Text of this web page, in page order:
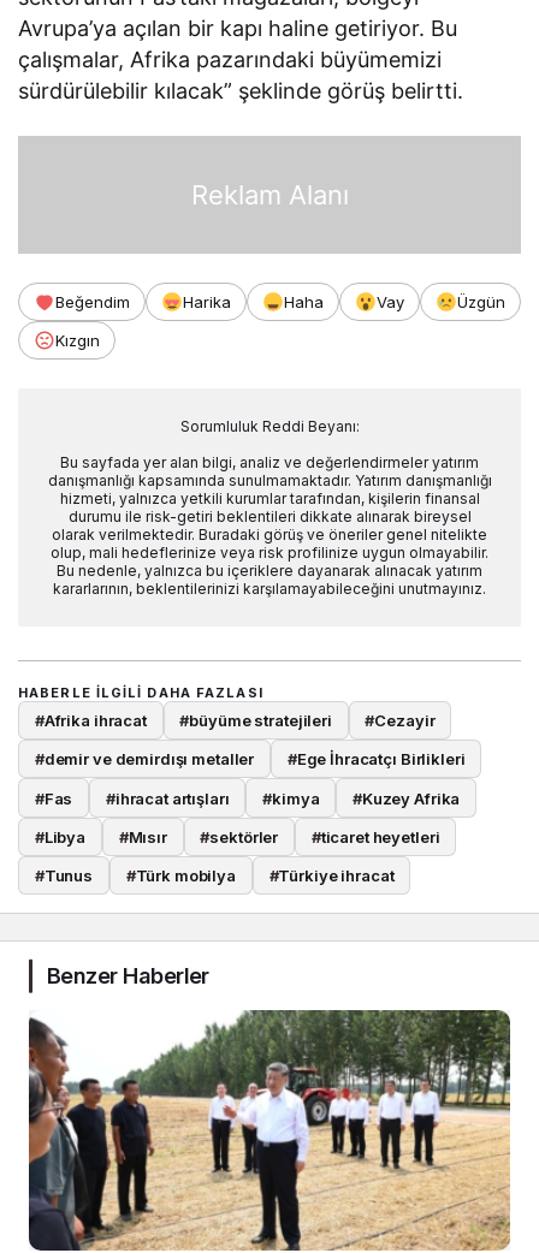
Avrupa’ya açılan bir kapı haline getiriyor. Bu
çalışmalar, Afrika pazarındaki büyümemizi
sürdürülebilir kılacak” şeklinde görüş belirtti.
Reklam Alanı
Beğendim Harika Haha Vay
Üzgün
Kızgın
Sorumluluk Reddi Beyanı:
Bu sayfada yer alan bilgi, analiz ve değerlendirmeler yatırım
danışmanlığı kapsamında sunulmamaktadır. Yatırım danışmanlığı
hizmeti, yalnızca yetkili kurumlar tarafından, kişilerin finansal
durumu ile risk-getiri beklentileri dikkate alınarak bireysel
olarak verilmektedir. Buradaki görüş ve öneriler genel nitelikte
olup, mali hedeflerinize veya risk profilinize uygun olmayabilir.
Bu nedenle, yalnızca bu içeriklere dayanarak alınacak yatırım
kararlarının, beklentilerinizi karşılamayabileceğini unutmayınız.
HABERLE ILGILI DAHA FAZLASI
#Afrika ihracat #büyüme stratejileri #Cezayir
#demir ve demirdışı metaller #Ege İhracatçı Birlikleri
#Fas #ihracat artışları #kimya #Kuzey Afrika
#Libya #Mısır #sektörler #ticaret heyetleri
#Tunus #Türk mobilya #Türkiye ihracat
Benzer Haberler